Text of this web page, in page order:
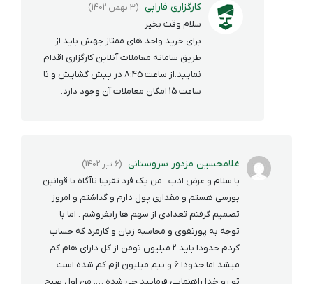
کارگزاری فارابی (3 بهمن 1402)
سلام وقت بخیر
برای خرید واحد های ممتاز جهش باید از
طریق سامانه معاملات آنلاین کارگزاری اقدام
نمایید.از ساعت 8:45 در پیش گشایش و تا
ساعت 15 امکان معاملات آن وجود دارد.
غلامحسین مزدور سروستانی (6 تیر 1402)
با سلام و عرض ادب . من یک فرد تقریبا ناآگاه با قوانین
بورسی هستم و مقداری پول دارم و گذاشتم و امروز
تصمیم گرفتم تعدادی از سهم ها رابفروشم . اما با
توجه به پورتفوی و محاسبه زیان و کارمزد که حساب
کردم حدودا باید ٢ میلیون تومن از کل دارای هام کم
میشد اما حدودا ٦ و نیم میلیون ازم کم شده است ….